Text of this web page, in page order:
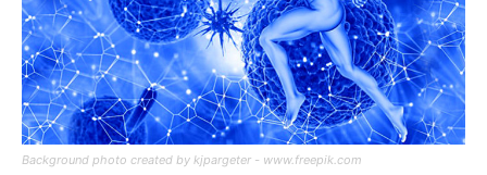
Background photo created by kjpargeter - www.freepik.com